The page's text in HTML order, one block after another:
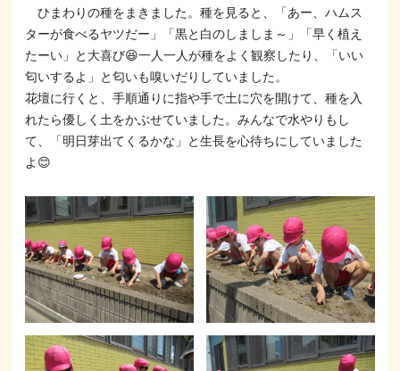
ひまわりの種をまきました。種を見ると、「あー、ハムス
ターが食べるヤツだー」「黒と白のしましま～」「早く植え
たーい」と大喜び😆一人一人が種をよく観察したり、「いい
匂いするよ」と匂いも嗅いだりしていました。
花壇に行くと、手順通りに指や手で土に穴を開けて、種を入
れたら優しく土をかぶせていました。みんなで水やりもし
て、「明日芽出てくるかな」と生長を心待ちにしていました
よ😊